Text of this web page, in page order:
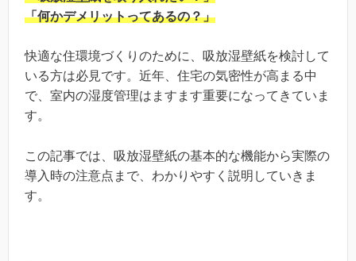
「何かデメリットってあるの？」
快適な住環境づくりのために、吸放湿壁紙を検討して
いる方は必見です。近年、住宅の気密性が高まる中
で、室内の湿度管理はますます重要になってきていま
す。
この記事では、吸放湿壁紙の基本的な機能から実際の
導入時の注意点まで、わかりやすく説明していきま
す。